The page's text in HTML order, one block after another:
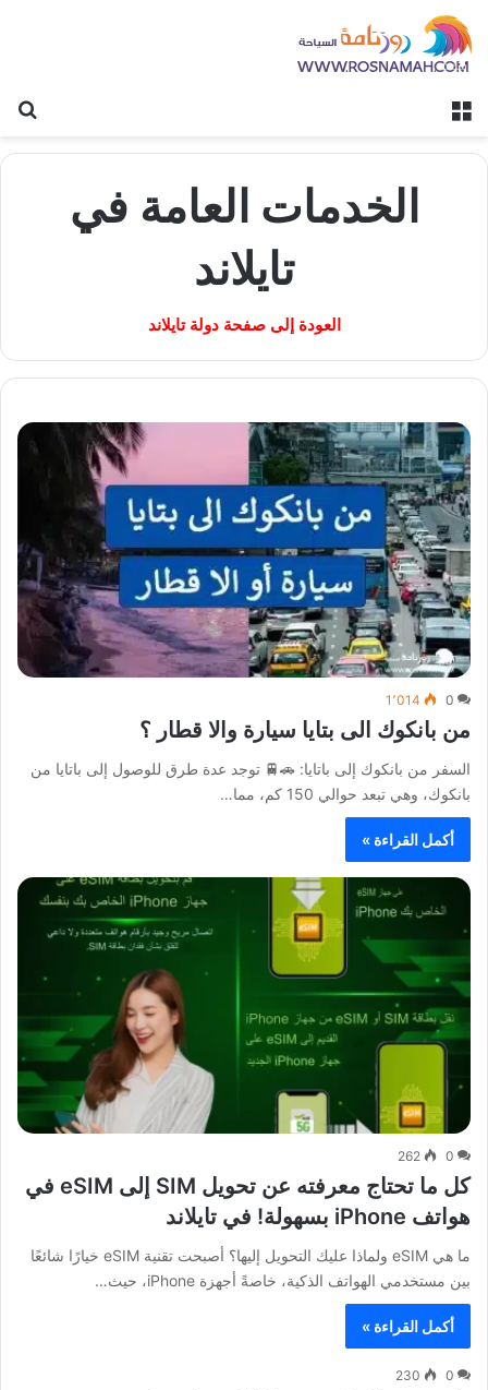
الخدمات العامة في
تايلاند
العودة إلى صفحة دولة تايلاند
0 1٬014
من بانكوك الى بتايا سيارة والا قطار ؟
السفر من بانكوك إلى باتايا: 🚗🚆 توجد عدة طرق للوصول إلى باتايا من
بانكوك، وهي تبعد حوالي 150 كم، مما…
أكمل القراءة »
0
262
كل ما تحتاج معرفته عن تحويل SIM إلى eSIM في
هواتف iPhone بسهولة! في تايلاند
ما هي eSIM ولماذا عليك التحويل إليها؟ أصبحت تقنية eSIM خيارًا شائعًا
بين مستخدمي الهواتف الذكية، خاصةً أجهزة iPhone، حيث…
أكمل القراءة »
0
230